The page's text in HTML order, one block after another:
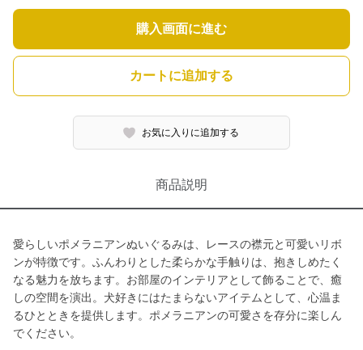
購入画面に進む
カートに追加する
お気に入りに追加する
商品説明
愛らしいポメラニアンぬいぐるみは、レースの襟元と可愛いリボ
ンが特徴です。ふんわりとした柔らかな手触りは、抱きしめたく
なる魅力を放ちます。お部屋のインテリアとして飾ることで、癒
しの空間を演出。犬好きにはたまらないアイテムとして、心温ま
るひとときを提供します。ポメラニアンの可愛さを存分に楽しん
でください。